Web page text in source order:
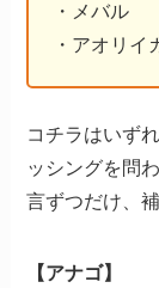
・メバル
・アオリイ
コチラはいず
ッシングを問
言ずつだけ、
【アナゴ】